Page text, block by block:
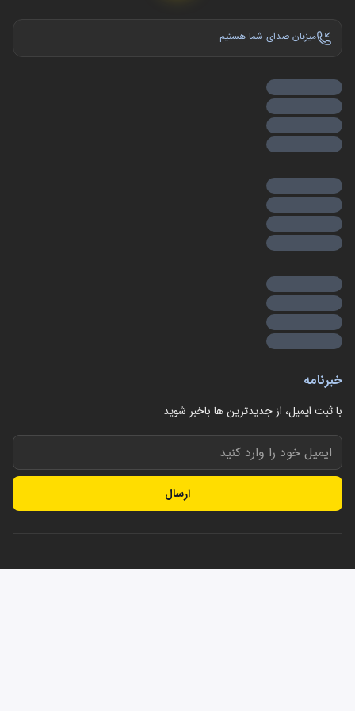
میزبان صدای شما هستیم
خبرنامه
با ثبت ایمیل، از جدید‌ترین ها با‌خبر شوید
ارسال